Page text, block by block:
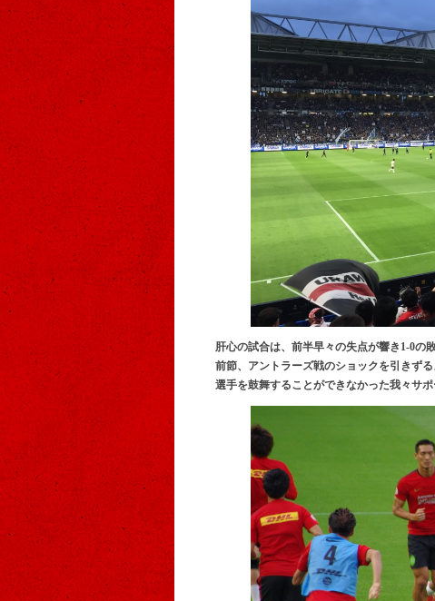
肝心の試合は、前半早々の失点が響き1-0の
前節、アントラーズ戦のショックを引きずる
選手を鼓舞することができなかった我々サポ